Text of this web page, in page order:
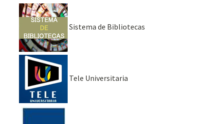
Sistema de Bibliotecas
Tele Universitaria